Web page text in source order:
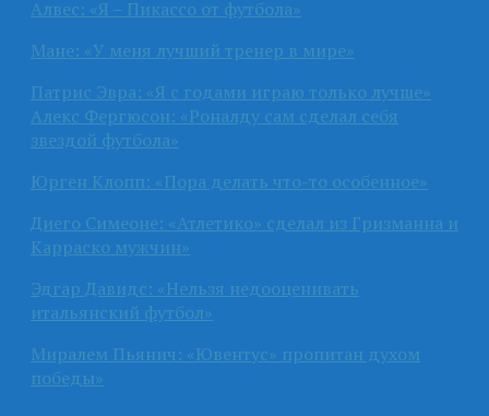
Алвес: «Я – Пикассо от футбола»
Мане: «У меня лучший тренер в мире»
Патрис Эвра: «Я с годами играю только лучше»
Алекс Фергюсон: «Роналду сам сделал себя
звездой футбола»
Юрген Клопп: «Пора делать что-то особенное»
Диего Симеоне: «Атлетико» сделал из Гризманна и
Карраско мужчин»
Эдгар Давидс: «Нельзя недооценивать
итальянский футбол»
Миралем Пьянич: «Ювентус» пропитан духом
победы»